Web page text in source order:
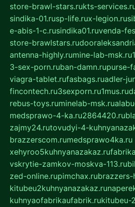
store-brawl-stars.rukts-
sindika-01.rusp-life.rux-legion.ru
e-abis-1-c.rusindika01.ruvenda-
store-brawlstars.ru
antenna-highly.rumine-lab-msk.ru
3-sex-porn.ruban-damn.rupurse-
viagra-tablet.rufasbags.ruadler-
fincontech.ru3sexporn.ru1mus.ru
rebus-toys.ruminelab-msk.ru
medsprawo-4-ka.ru2864420.ru
zajmy24.rutovudyi-4-
brazzerscom.rumedsprawo4ka.ru
xehyroo5kuhnyanazakaz.ru
vskrytie-zamkov-moskva-113.ru
zed-online.rupimchax.rubrazzers-
kitubeu2kuhnyanazakaz.ru
kuhnyaofabrikaufabrik.rukitubeu-